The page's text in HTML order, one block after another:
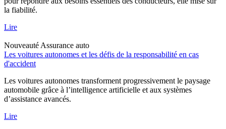
la fiabilité.
Lire
Nouveauté Assurance auto
Les voitures autonomes et les défis de la responsabilité en cas
d'accident
Les voitures autonomes transforment progressivement le paysage
automobile grâce à l’intelligence artificielle et aux systèmes
d’assistance avancés.
Lire